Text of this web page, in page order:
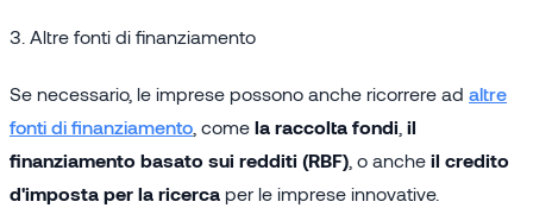
3. Altre fonti di finanziamento
Se necessario, le imprese possono anche ricorrere ad altre
fonti di finanziamento , come la raccolta fondi il
finanziamento basato sui redditi (RBF) , o anche il credito
d'imposta per la ricerca per le imprese innovative.